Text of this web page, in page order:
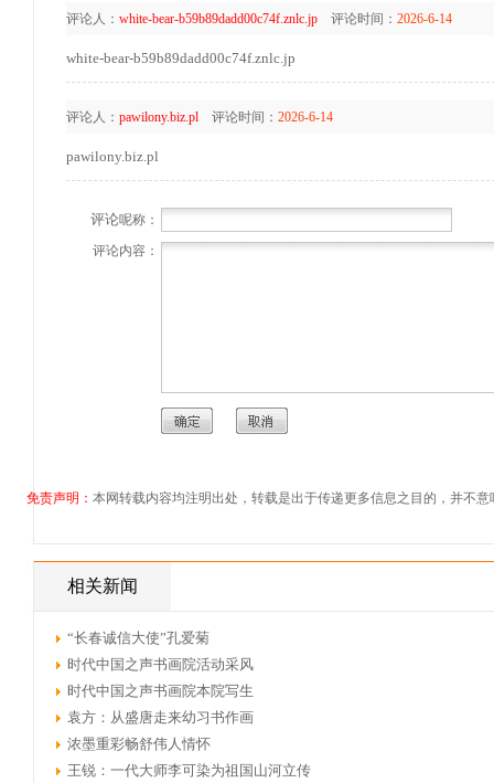
评论人： white-bear-b59b89dadd00c74f.znlc.jp 评论时间： 2026-6-14
white-bear-b59b89dadd00c74f.znlc.jp
评论人： pawilony.biz.pl 评论时间： 2026-6-14
pawilony.biz.pl
评论呢称：
评论内容：
免责声明： 本网转载内容均注明出处，转载是出于传递更多信息之目的，并不
相关新闻
“长春诚信大使”孔爱菊
时代中国之声书画院活动采风
时代中国之声书画院本院写生
袁方：从盛唐走来幼习书作画
浓墨重彩畅舒伟人情怀
王锐：一代大师李可染为祖国山河立传